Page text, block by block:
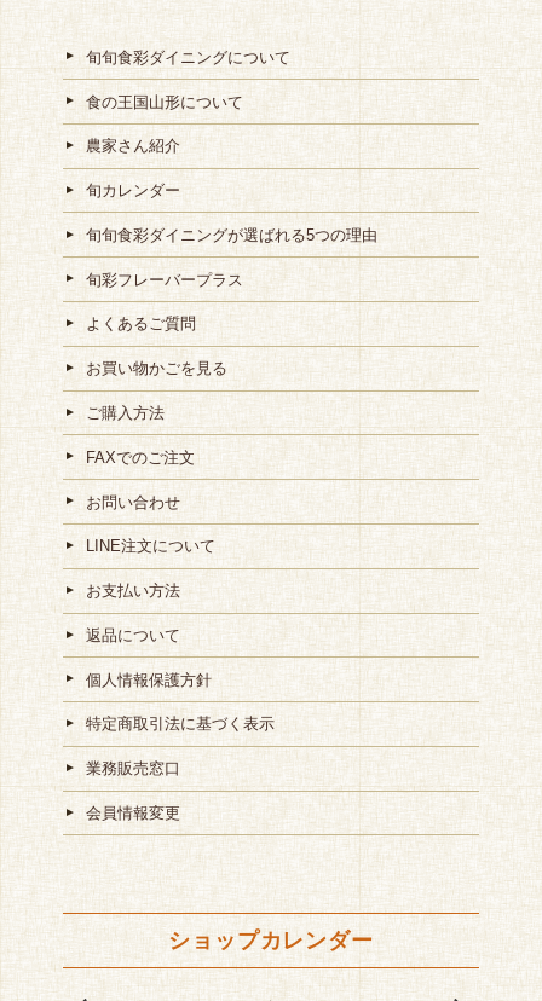
旬旬食彩ダイニングについて
食の王国山形について
農家さん紹介
旬カレンダー
旬旬食彩ダイニングが選ばれる5つの理由
旬彩フレーバープラス
よくあるご質問
お買い物かごを見る
ご購入方法
FAXでのご注文
お問い合わせ
LINE注文について
お支払い方法
返品について
個人情報保護方針
特定商取引法に基づく表示
業務販売窓口
会員情報変更
ショップカレンダー